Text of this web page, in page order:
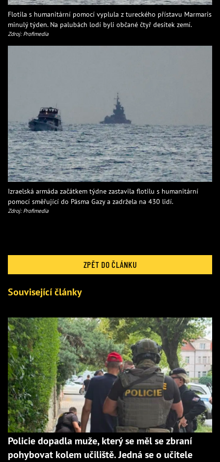
Flotila s humanitární pomocí vyplula z tureckého přístavu Marmaris
minulý týden. Na palubách lodí byli občané čtyř desítek zemí.
Zdroj: Profimedia
Izraelská armáda začátkem týdne zastavila flotilu s humanitární
pomocí směřující do Pásma Gazy a zadržela na 430 lidí.
Zdroj: Profimedia
ZPĚT DO ČLÁNKU
Související články
Policie dopadla muže, který se měl se zbraní
pohybovat kolem učiliště. Jedná se o učitele